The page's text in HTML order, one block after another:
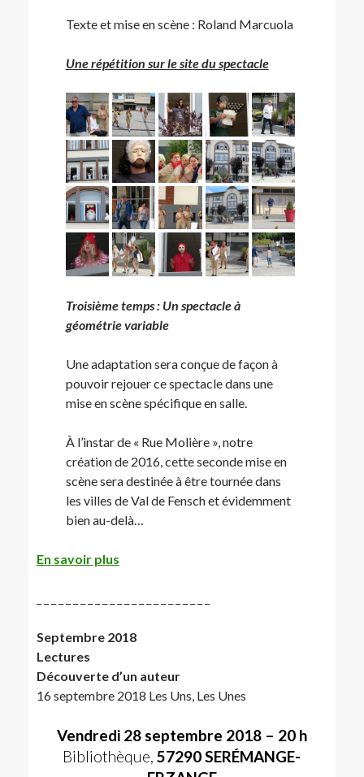
Texte et mise en scène : Roland Marcuola
Une répétition sur le site du spectacle
Troisième temps : Un spectacle à
géométrie variable
Une adaptation sera conçue de façon à
pouvoir rejouer ce spectacle dans une
mise en scène spécifique en salle.
À l’instar de « Rue Molière », notre
création de 2016, cette seconde mise en
scène sera destinée à être tournée dans
les villes de Val de Fensch et évidemment
bien au-delà…
En savoir plus
Septembre 2018
Lectures
Découverte d’un auteur
16 septembre 2018 Les Uns, Les Unes
Vendredi 28 septembre 2018 – 20 h
Bibliothèque,57290 SERÉMANGE-